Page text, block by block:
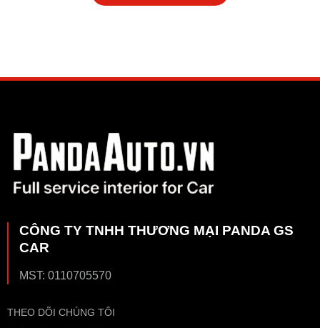
CÔNG TY TNHH THƯƠNG MẠI PANDA GS
CAR
MST: 0110705570
THEO DÕI CHÚNG TÔI